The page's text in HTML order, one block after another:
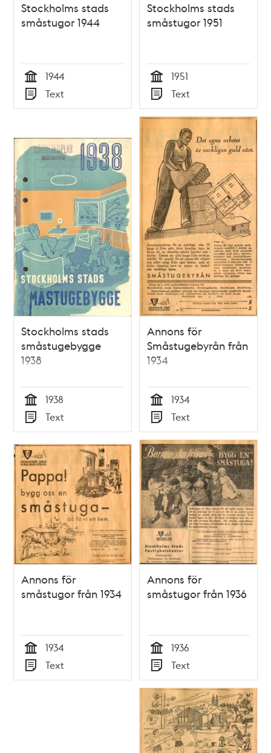
Stockholms stads
småstugor 1944
Tid
1944
Typ
Text
Stockholms stads
småstugor 1951
Tid
1951
Typ
Text
Stockholms stads
småstugebygge
1938
Tid
1938
Typ
Text
Annons för
Småstugebyrån från
1934
Tid
1934
Typ
Text
Annons för
småstugor från 1934
Tid
1934
Typ
Text
Annons för
småstugor från 1936
Tid
1936
Typ
Text